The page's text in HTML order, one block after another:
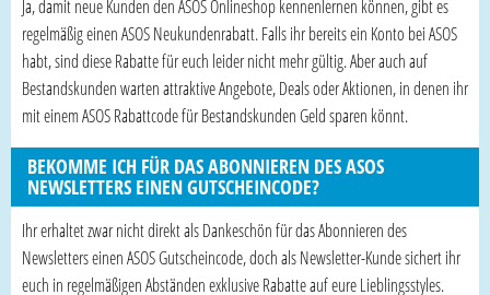
Ja, damit neue Kunden den ASOS Onlineshop kennenlernen können, gibt es
regelmäßig einen ASOS Neukundenrabatt. Falls ihr bereits ein Konto bei ASOS
habt, sind diese Rabatte für euch leider nicht mehr gültig. Aber auch auf
Bestandskunden warten attraktive Angebote, Deals oder Aktionen, in denen ihr
mit einem ASOS Rabattcode für Bestandskunden Geld sparen könnt.
BEKOMME ICH FÜR DAS ABONNIEREN DES ASOS
NEWSLETTERS EINEN GUTSCHEINCODE?
Ihr erhaltet zwar nicht direkt als Dankeschön für das Abonnieren des
Newsletters einen ASOS Gutscheincode, doch als Newsletter-Kunde sichert ihr
euch in regelmäßigen Abständen exklusive Rabatte auf eure Lieblingsstyles.